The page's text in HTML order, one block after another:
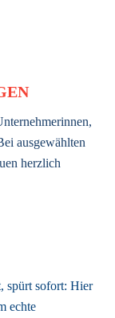
ausgewählten
herzlich
spürt sofort: Hier
echte